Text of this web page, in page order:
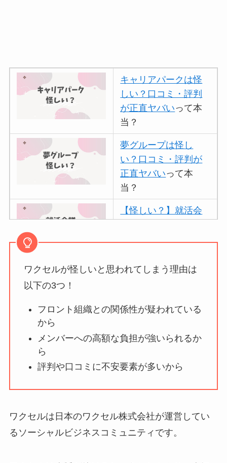
キャリアパークは怪
しい？口コミ・評判
が正直ヤバいって本
当？
夢グループは怪し
い？口コミ・評判が
正直ヤバいって本
当？
【怪しい？】就活会
アトムクリニックは
本当？
【怪しい？】帝国デ
ミ・評判は実際ど
ロモート株式会社の
口コミ・評判
ワクセルが怪しいと思われてしまう理由は
以下の3つ！
フロント組織との関係性が疑われている
から
メンバーへの高額な負担が強いられるか
ら
評判や口コミに不安要素が多いから
ワクセルは日本のワクセル株式会社が運営してい
るソーシャルビジネスコミュニティです。